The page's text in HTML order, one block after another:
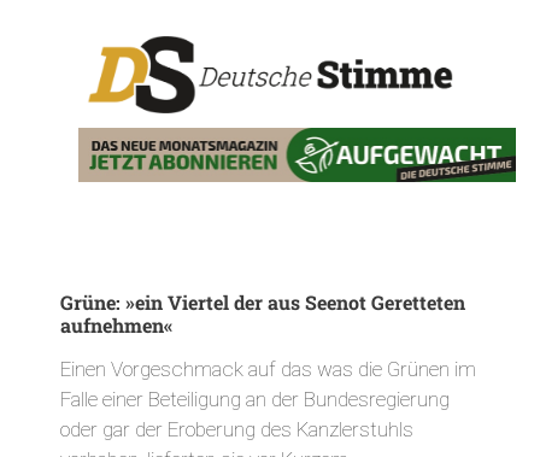
Grüne: »ein Viertel der aus Seenot Geretteten
aufnehmen«
Einen Vorgeschmack auf das was die Grünen im
Falle einer Beteiligung an der Bundesregierung
oder gar der Eroberung des Kanzlerstuhls